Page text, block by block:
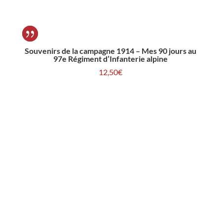
Souvenirs de la campagne 1914 – Mes 90 jours au
97e Régiment d’Infanterie alpine
12,50€